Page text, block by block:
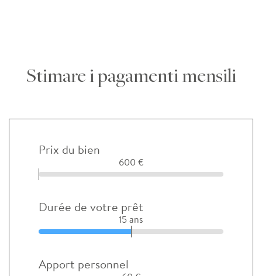
Stimare i pagamenti mensili
Prix du bien
600 €
Durée de votre prêt
15 ans
Apport personnel